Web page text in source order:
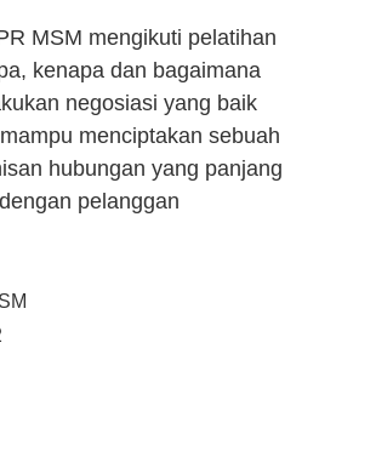
MSM mengikuti pelatihan
kenapa dan bagaimana
negosiasi yang baik
menciptakan sebuah
hubungan yang panjang
pelanggan